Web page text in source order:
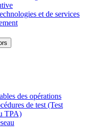
et de services
des opérations
de test (Test
TPA)